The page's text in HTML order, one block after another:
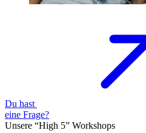
Du hast
eine Frage?
Unsere “High 5” Workshops